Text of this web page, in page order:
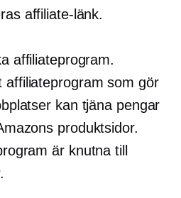
affiliate-länk.
affiliateprogram.
affiliateprogram som gör
kan tjäna pengar
produktsidor.
är knutna till